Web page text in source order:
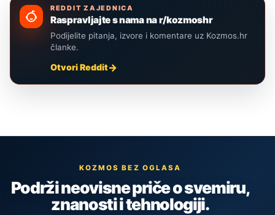
REDDIT ZAJEDNICA
Raspravljajte s nama na r/kozmoshr
Podijelite pitanja, izvore i komentare uz Kozmos.hr
članke.
Otvori Reddit
KOZMOS BEZ OGLASA
Podrži neovisne priče o svemiru,
znanosti i tehnologiji.